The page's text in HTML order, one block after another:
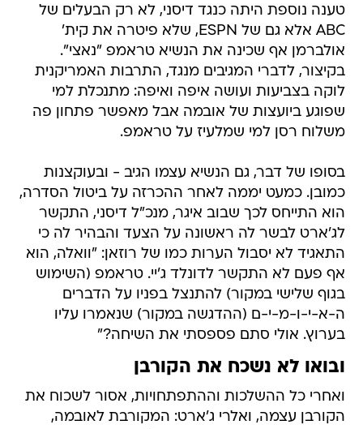
טענה נוספת היתה כנגד דיסני, לא רק הבעלים של
ABC אלא גם של ESPN, שלא פיטרה את קית'
אולברמן אף שכינה את הנשיא טראמפ "נאצי".
בקיצור, לדברי המגיבים מנגד, התרבות האמריקנית
לוקה בצביעות ועושה איפה ואיפה: מתנכלת למי
שפוגע ביועצות של אובמה אבל מאפשר פתחון פה
משלוח רסן למי שמלעיז על טראמפ.
בסופו של דבר, גם הנשיא עצמו הגיב - ובעוקצנות
כמובן. כמעט יממה לאחר ההכרזה על ביטול הסדרה,
הוא התייחס לכך שבוב איגר, מנכ"ל דיסני, התקשר
לג'ארט לבשר לה ראשונה על הצעד והבהיר לה כי
התאגיד לא יסבול הערות כמו של רוזאן: "וואלה, הוא
אף פעם לא התקשר לדונלד ג'יי. טראמפ (השימוש
בגוף שלישי במקור) להתנצל בפניו על הדברים
ה-א-י-ו-מ-י-ם (ההדגשה במקור) שנאמרו עליו
בערוץ. אולי סתם פספסתי את השיחה?"
ובואו לא נשכח את הקורבן
ואחרי כל ההשלכות וההתפתחויות, אסור לשכוח את
הקורבן עצמה, ואלרי ג'ארט: המקורבת לאובמה,